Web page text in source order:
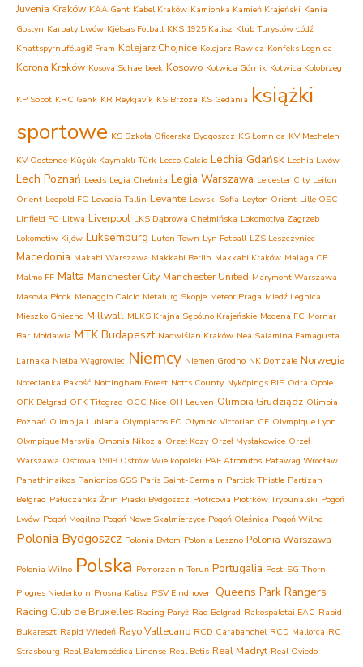
Juvenia Kraków KAA Gent Kabel Kraków Kamionka Kamień Krajeński Kania
Gostyn Karpaty Lwów Kjelsas Fotball KKS 1925 Kalisz Klub Turystów Łódź
Knattspyrnufélagið Fram Kolejarz Chojnice Kolejarz Rawicz Konfeks Legnica
Korona Kraków Kosova Schaerbeek Kosowo Kotwica Górnik Kotwica Kołobrzeg
KP Sopot KRC Genk KR Reykjavík KS Brzoza KS Gedania książki
sportowe KS Szkoła Oficerska Bydgoszcz KS Łomnica KV Mechelen
KV Oostende Küçük Kaymaklı Türk Lecco Calcio Lechia Gdańsk Lechia Lwów
Lech Poznań Leeds Legia Chełmża Legia Warszawa Leicester City Leiton
Orient Leopold FC Levadia Tallin Levante Lewski Sofia Leyton Orient Lille OSC
Linfield FC Litwa Liverpool LKS Dąbrowa Chełmińska Lokomotiva Zagrzeb
Lokomotiw Kijów Luksemburg Luton Town Lyn Fotball LZS Leszczyniec
Macedonia Makabi Warszawa Makkabi Berlin Makkabi Kraków Malaga CF
Malmo FF Malta Manchester City Manchester United Marymont Warszawa
Masovia Płock Menaggio Calcio Metalurg Skopje Meteor Praga Miedź Legnica
Mieszko Gniezno Millwall MLKS Krajna Sępólno Krajeńskie Modena FC Mornar
Bar Mołdawia MTK Budapeszt Nadwiślan Kraków Nea Salamina Famagusta
Larnaka Nielba Wągrowiec Niemcy Niemen Grodno NK Domzale Norwegia
Notecianka Pakość Nottingham Forest Notts County Nyköpings BIS Odra Opole
OFK Belgrad OFK Titograd OGC Nice OH Leuven Olimpia Grudziądz Olimpia
Poznań Olimpija Lublana Olympiacos FC Olympic Victorian CF Olympique Lyon
Olympique Marsylia Omonia Nikozja Orzeł Kozy Orzeł Mysłakowice Orzeł
Warszawa Ostrovia 1909 Ostrów Wielkopolski PAE Atromitos Pafawag Wrocław
Panathinaikos Panionios GSS Paris Saint-Germain Partick Thistle Partizan
Belgrad Pałuczanka Żnin Piaski Bydgoszcz Piotrcovia Piotrków Trybunalski Pogoń
Lwów Pogoń Mogilno Pogoń Nowe Skalmierzyce Pogoń Oleśnica Pogoń Wilno
Polonia Bydgoszcz Polonia Bytom Polonia Leszno Polonia Warszawa
Polonia Wilno Polska Pomorzanin Toruń Portugalia Post-SG Thorn
Progres Niederkorn Prosna Kalisz PSV Eindhoven Queens Park Rangers
Racing Club de Bruxelles Racing Paryż Rad Belgrad Rakospalotai EAC Rapid
Bukareszt Rapid Wiedeń Rayo Vallecano RCD Carabanchel RCD Mallorca RC
Strasbourg Real Balompédica Linense Real Betis Real Madryt Real Oviedo